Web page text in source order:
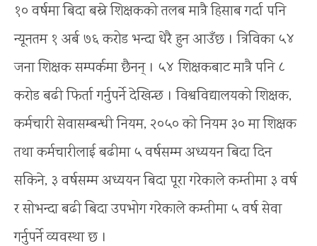
१० वर्षमा बिदा बस्ने शिक्षकको तलब मात्रै हिसाब गर्दा पनि
न्यूनतम १ अर्ब ७६ करोड भन्दा धेरै हुन आउँछ । त्रिविका ५४
जना शिक्षक सम्पर्कमा छैनन् । ५४ शिक्षकबाट मात्रै पनि ८
करोड बढी फिर्ता गर्नुपर्ने देखिन्छ । विश्वविद्यालयको शिक्षक,
कर्मचारी सेवासम्बन्धी नियम, २०५० को नियम ३० मा शिक्षक
तथा कर्मचारीलाई बढीमा ५ वर्षसम्म अध्ययन बिदा दिन
सकिने, ३ वर्षसम्म अध्ययन बिदा पूरा गरेकाले कम्तीमा ३ वर्ष
र सोभन्दा बढी बिदा उपभोग गरेकाले कम्तीमा ५ वर्ष सेवा
गर्नुपर्ने व्यवस्था छ ।